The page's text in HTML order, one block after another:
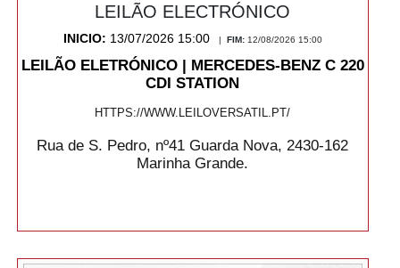
LEILÃO ELECTRÓNICO
INICIO: 13/07/2026 15:00 | FIM: 12/08/2026 15:00
LEILÃO ELETRÓNICO | MERCEDES-BENZ C 220
CDI STATION
HTTPS://WWW.LEILOVERSATIL.PT/
Rua de S. Pedro, nº41 Guarda Nova, 2430-162
Marinha Grande.